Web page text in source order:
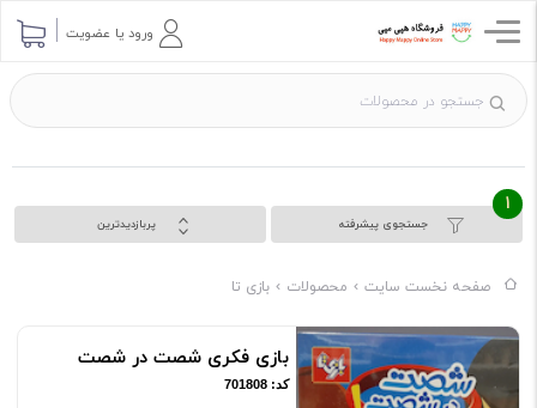
ورود یا عضویت
جستجوی پیشرفته
1
پربازدیدترین
صفحه نخست سایت محصولات بازی تا
بازی فکری شصت در شصت
کد: 701808